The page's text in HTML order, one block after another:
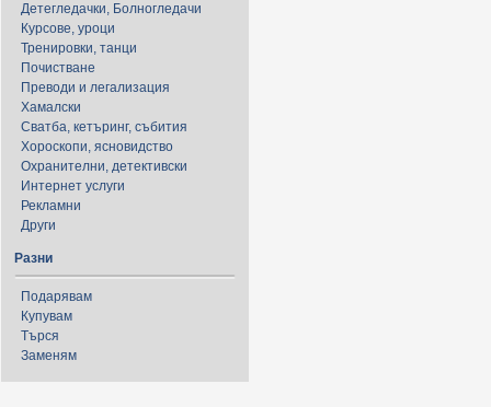
Детегледачки, Болногледачи
Курсове, уроци
Тренировки, танци
Почистване
Преводи и легализация
Хамалски
Сватба, кетъринг, събития
Хороскопи, ясновидство
Охранителни, детективски
Интернет услуги
Рекламни
Други
Разни
Подарявам
Купувам
Търся
Заменям